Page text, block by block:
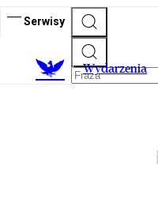
Serwisy
Wydarzenia